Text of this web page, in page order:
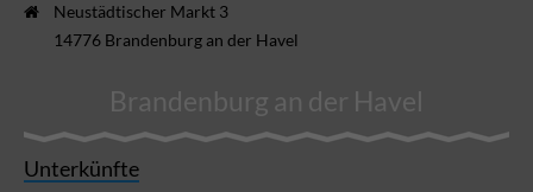
Neustädtischer Markt 3
14776 Brandenburg an der Havel
Brandenburg an der Havel
Unterkünfte